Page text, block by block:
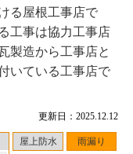
更新日：2025.12.12
屋上防水 雨漏り
る屋根工事店で
工事は協力工事店
製造から工事店と
いている工事店で